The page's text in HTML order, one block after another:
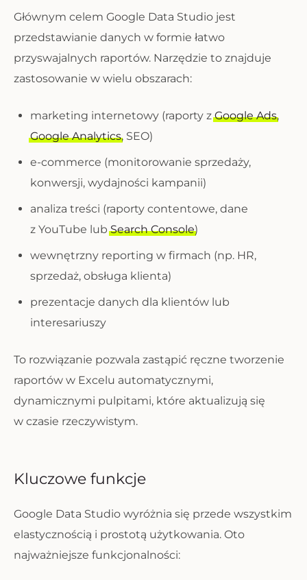
Głównym celem Google Data Studio jest
przedstawianie danych w formie łatwo
przyswajalnych raportów. Narzędzie to znajduje
zastosowanie w wielu obszarach:
marketing internetowy (raporty zGoogle Ads,
Google Analytics, SEO)
e-commerce (monitorowanie sprzedaży,
konwersji, wydajności kampanii)
analiza treści (raporty contentowe, dane
z YouTube lubSearch Console)
wewnętrzny reporting w firmach (np. HR,
sprzedaż, obsługa klienta)
prezentacje danych dla klientów lub
interesariuszy
To rozwiązanie pozwala zastąpić ręczne tworzenie
raportów w Excelu automatycznymi,
dynamicznymi pulpitami, które aktualizują się
w czasie rzeczywistym.
Kluczowe funkcje
Google Data Studio wyróżnia się przede wszystkim
elastycznością i prostotą użytkowania. Oto
najważniejsze funkcjonalności: